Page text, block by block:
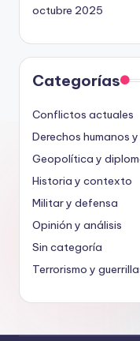
octubre 2025
Categorías
Conflictos actuales
Derechos humanos
Geopolítica y
Historia y contexto
Militar y defensa
Opinión y análisis
Sin categoría
Terrorismo y